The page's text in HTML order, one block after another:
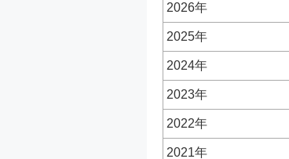
2026年
2025年
2024年
2023年
2022年
2021年